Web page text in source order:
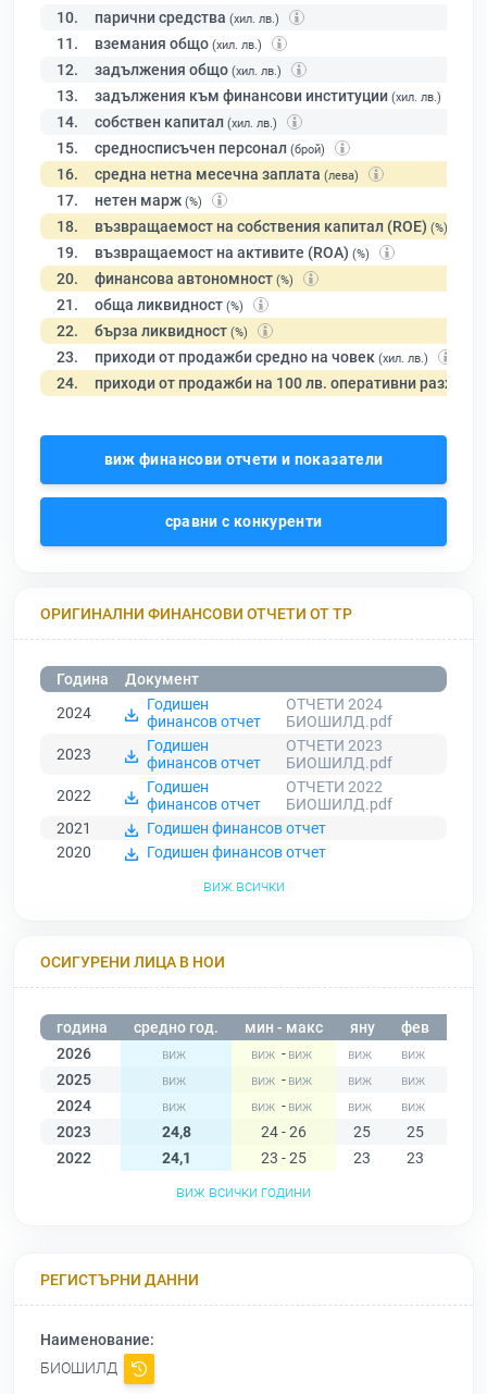
10. парични средства (хил. лв.)
11. вземания общо (хил. лв.)
12. задължения общо (хил. лв.)
13. задължения към финансови институции (хил. лв.)
14. собствен капитал (хил. лв.)
15. средносписъчен персонал (брой)
16. средна нетна месечна заплата (лева)
17. нетен марж (%)
18. възвращаемост на собствения капитал (ROE) (%)
19. възвращаемост на активите (ROA) (%)
20. финансова автономност (%)
21. обща ликвидност (%)
22. бърза ликвидност (%)
23. приходи от продажби средно на човек (хил. лв.)
24. приходи от продажби на 100 лв. оперативни разходи
виж финансови отчети и показатели
сравни с конкуренти
ОРИГИНАЛНИ ФИНАНСОВИ ОТЧЕТИ ОТ ТР
Година
Документ
2024
Годишен
финансов отчет
ОТЧЕТИ 2024
БИОШИЛД.pdf
2023
Годишен
финансов отчет
ОТЧЕТИ 2023
БИОШИЛД.pdf
2022
Годишен
финансов отчет
ОТЧЕТИ 2022
БИОШИЛД.pdf
2021
Годишен финансов отчет
2020
Годишен финансов отчет
виж всички
ОСИГУРЕНИ ЛИЦА В НОИ
година средно год. мин - макс яну фев
2026
-
2025
-
2024
-
2023
24,8 24 - 26 25 25
2022
24,1 23 - 25 23 23
виж всички години
РЕГИСТЪРНИ ДАННИ
Наименование:
БИОШИЛД